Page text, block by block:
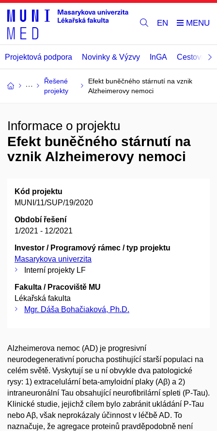
EN
Projektová podpora Novinky & Výzvy InGA Cestovní
Řešené
projekty
Efekt buněčného stárnutí na vznik
Alzheimerovy nemoci
Informace o projektu
Efekt buněčného stárnutí na
vznik Alzheimerovy nemoci
Kód projektu
MUNI/11/SUP/19/2020
Období řešení
1/2021 - 12/2021
Investor / Programový rámec / typ projektu
Masarykova univerzita
Interní projekty LF
Fakulta / Pracoviště MU
Lékařská fakulta
Mgr. Dáša Bohačiaková, Ph.D.
Alzheimerova nemoc (AD) je progresivní
neurodegenerativní porucha postihující starší populaci na
celém světě. Vyskytují se u ní obvykle dva patologické
rysy: 1) extracelulární beta-amyloidní plaky (Aβ) a 2)
intraneuronální Tau obsahující neurofibrilární spleti (P-Tau).
Klinické studie, jejichž cílem bylo zabránit ukládání P-Tau
nebo Aβ, však neprokázaly účinnost v léčbě AD. To
naznačuje, že agregace proteinů pravděpodobně není